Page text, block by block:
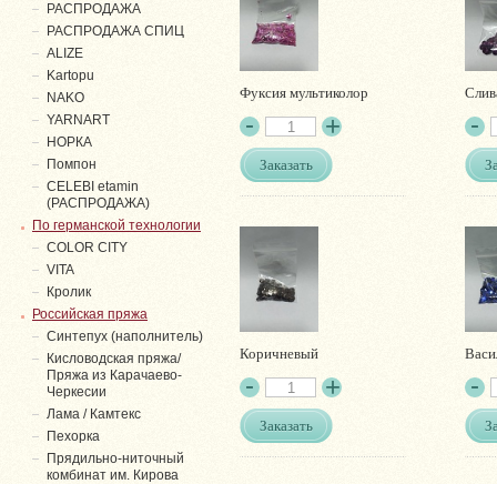
Фуксия мультиколор
Заказать
Коричневый
Заказать
РАСПРОДАЖА
РАСПРОДАЖА СПИЦ
ALIZE
Kartopu
NAKO
YARNART
НОРКА
Помпон
СELEBI etamin
(РАСПРОДАЖА)
По германской технологии
COLOR CITY
VITA
Кролик
Российская пряжа
Синтепух (наполнитель)
Кисловодская пряжа/
Пряжа из Карачаево-
Черкесии
Лама / Камтекс
Пехорка
Прядильно-ниточный
комбинат им. Кирова